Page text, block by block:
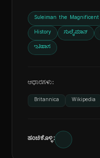
Suleiman the Magnificent
History ಸುಲೈಮಾನ್
ಇತಿಹಾಸ
ಆಧಾರಗಳು:
Britannica Wikipedia
ಹಂಚಿಕೊಳ್ಳಿ: